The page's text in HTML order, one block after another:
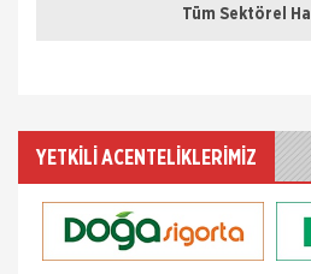
Hayata geçirdiği ilkleri ve
NN Hayat ve Emeklilik adına
Temmuz 2016’da 8 ilde 15 ve
şirketlerin çalışanları ile
Tüm Sektörel
YETKİLİ ACENTELİKLERİMİZ